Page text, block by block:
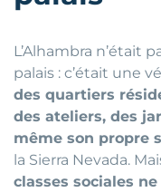
L’Alhambra n’était
palais : c’était une
des quartiers
des ateliers, des
même son propre
la Sierra Nevada.
classes sociales